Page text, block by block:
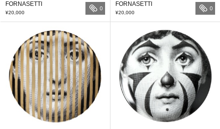
FORNASETTI
¥20,000
0
FORNASETTI
¥20,000
0